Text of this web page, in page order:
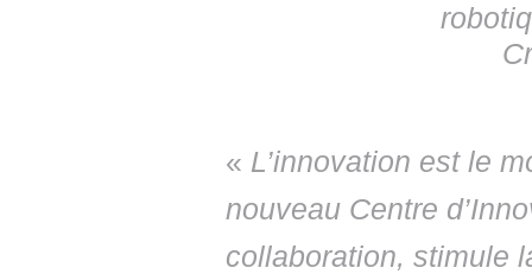
« L’innovation est le
nouveau Centre
collaboration, stimule